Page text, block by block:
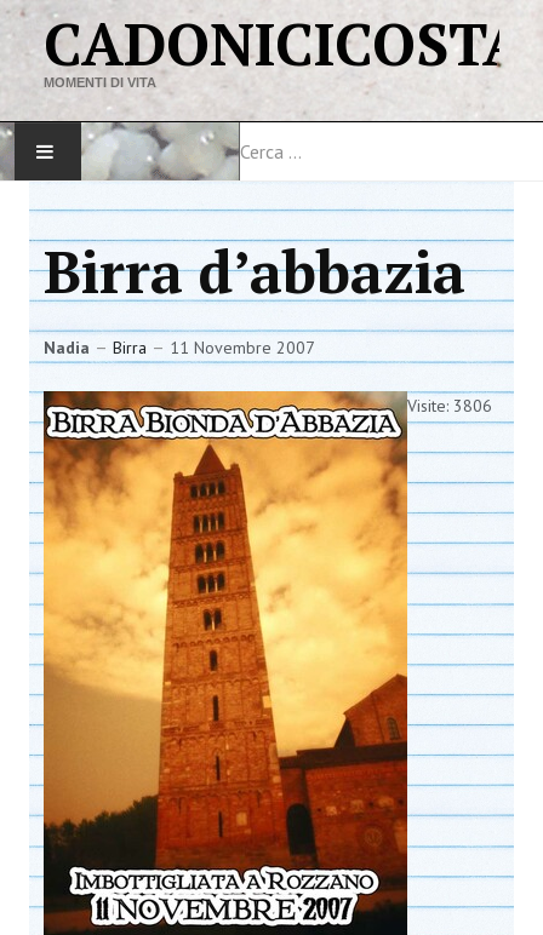
CADONICICOSTA
MOMENTI DI VITA
HOME
MAPPA DEL SITO
VIAGGI
LINK
Birra d’abbazia
Nadia Birra 11 Novembre 2007
Visite: 3806